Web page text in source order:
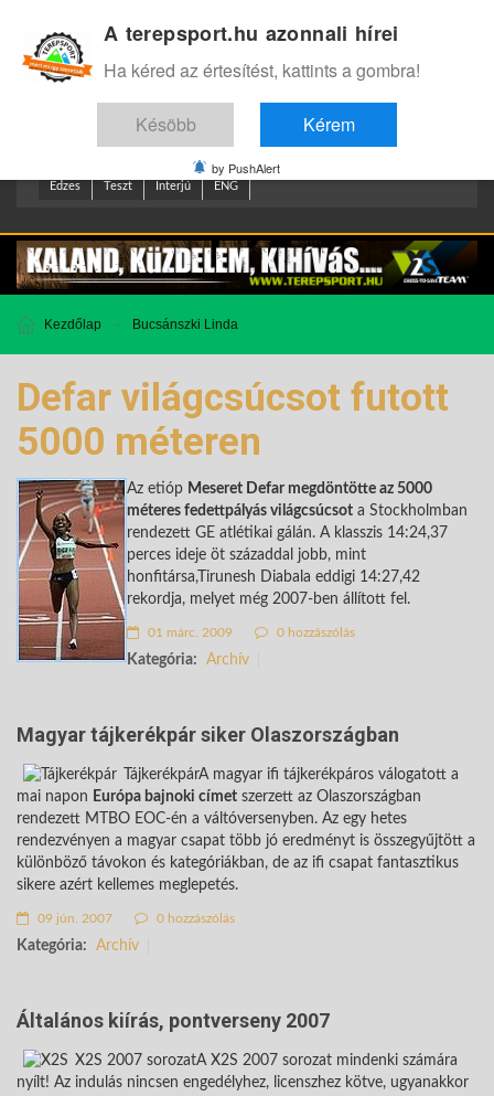
Edzes Teszt Interjú ENG
Kezdőlap Bucsánszki Linda
Defar világcsúcsot futott
5000 méteren
Az etióp Meseret Defar megdöntötte az 5000
méteres fedettpályás világcsúcsot a Stockholmban
rendezett GE atlétikai gálán. A klasszis 14:24,37
perces ideje öt századdal jobb, mint
honfitársa,Tirunesh Diabala eddigi 14:27,42
rekordja, melyet még 2007-ben állított fel.
01 márc. 2009 0 hozzászólás
Kategória: Archív
Magyar tájkerékpár siker Olaszországban
TájkerékpárA magyar ifi tájkerékpáros válogatott a
mai napon Európa bajnoki címet szerzett az Olaszországban
rendezett MTBO EOC-én a váltóversenyben. Az egy hetes
rendezvényen a magyar csapat több jó eredményt is összegyűjtött a
különböző távokon és kategóriákban, de az ifi csapat fantasztikus
sikere azért kellemes meglepetés.
09 jún. 2007 0 hozzászólás
Kategória: Archív
Általános kiírás, pontverseny 2007
X2S 2007 sorozatA X2S 2007 sorozat mindenki számára
nyílt! Az indulás nincsen engedélyhez, licenszhez kötve, ugyanakkor
A terepsport.hu azonnali hírei
Ha kéred az értesítést, kattints a gombra!
Késöbb Kérem
by PushAlert